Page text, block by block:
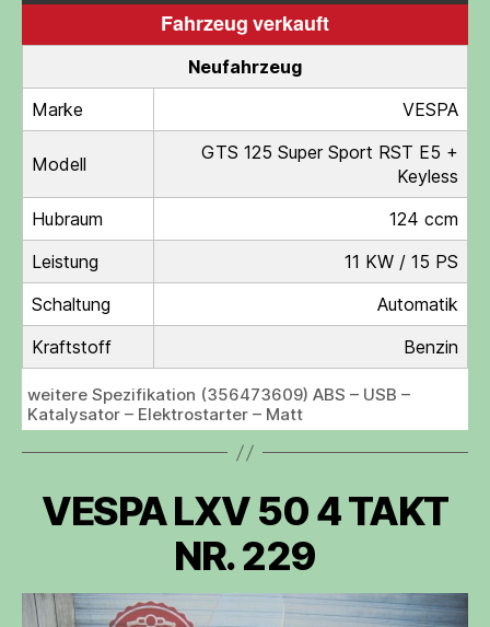
Fahrzeug verkauft
Neufahrzeug
Marke
VESPA
Modell
GTS 125 Super Sport RST E5 +
Keyless
Hubraum
124 ccm
Leistung
11 KW / 15 PS
Schaltung
Automatik
Kraftstoff
Benzin
weitere Spezifikation (356473609) ABS – USB –
Katalysator – Elektrostarter – Matt
VESPA LXV 50 4 TAKT
NR. 229